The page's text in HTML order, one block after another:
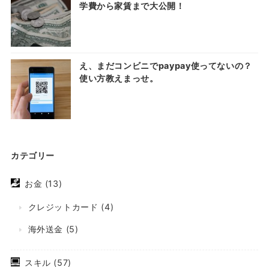
学費から家賃まで大公開！
え、まだコンビニでpaypay使ってないの？
使い方教えまっせ。
カテゴリー
お金 (13)
クレジットカード (4)
海外送金 (5)
スキル (57)